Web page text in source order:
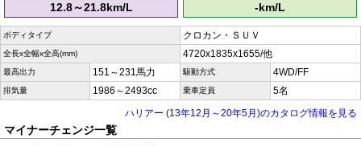
12.8～21.8km/L -km/L
ボディタイプ クロカン・ＳＵＶ
全長x全幅x全高(mm) 4720x1835x1655/他
最高出力 151～231馬力 駆動方式 4WD/FF
排気量 1986～2493cc 乗車定員
5名
ハリアー (13年12月～20年5月)のカタログ情報を見る
マイナーチェンジ一覧